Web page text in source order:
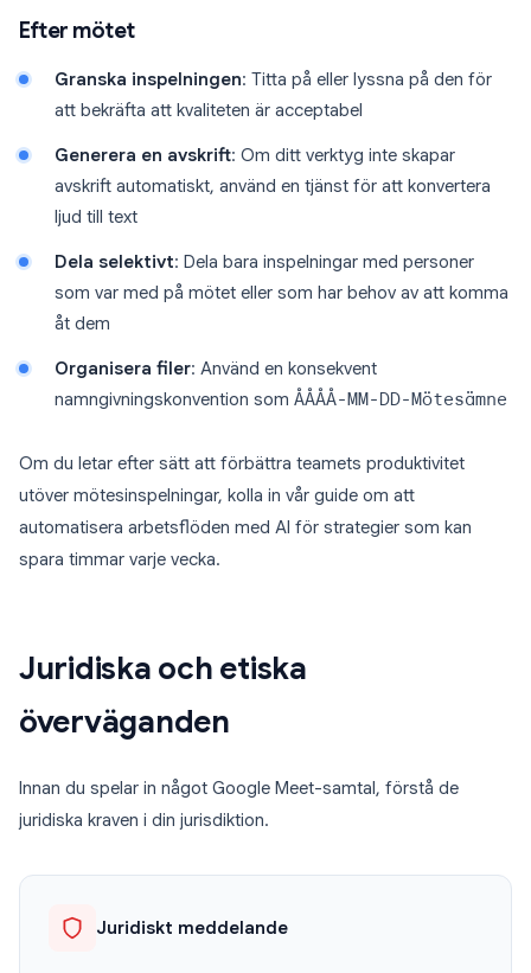
Efter mötet
Granska inspelningen: Titta på eller lyssna på den för
att bekräfta att kvaliteten är acceptabel
Generera en avskrift: Om ditt verktyg inte skapar
avskrift automatiskt, använd en tjänst för att konvertera
ljud till text
Dela selektivt: Dela bara inspelningar med personer
som var med på mötet eller som har behov av att komma
åt dem
Organisera filer: Använd en konsekvent
namngivningskonvention som ÅÅÅÅ-MM-DD-Mötesämne
Om du letar efter sätt att förbättra teamets produktivitet
utöver mötesinspelningar, kolla in vår guide om att
automatisera arbetsflöden med AI för strategier som kan
spara timmar varje vecka.
Juridiska och etiska
överväganden
Innan du spelar in något Google Meet-samtal, förstå de
juridiska kraven i din jurisdiktion.
Juridiskt meddelande